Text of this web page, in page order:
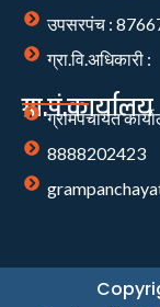
उपसरपंच :
ग्रा.वि.अधिकारी :
ग्रा.पं.कार्यालय
ग्रामपंचायत
8888202423